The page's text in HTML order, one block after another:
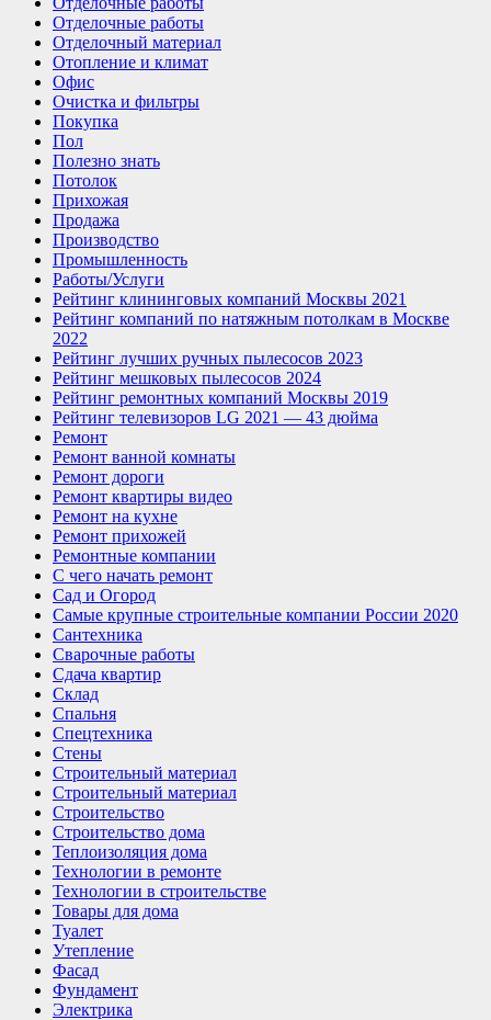
Отделочные работы
Отделочный материал
Отопление и климат
Офис
Очистка и фильтры
Покупка
Пол
Полезно знать
Потолок
Прихожая
Продажа
Производство
Промышленность
Работы/Услуги
Рейтинг клининговых компаний Москвы 2021
Рейтинг компаний по натяжным потолкам в Москве
2022
Рейтинг лучших ручных пылесосов 2023
Рейтинг мешковых пылесосов 2024
Рейтинг ремонтных компаний Москвы 2019
Рейтинг телевизоров LG 2021 — 43 дюйма
Ремонт
Ремонт ванной комнаты
Ремонт дороги
Ремонт квартиры видео
Ремонт на кухне
Ремонт прихожей
Ремонтные компании
С чего начать ремонт
Сад и Огород
Самые крупные строительные компании России 2020
Сантехника
Сварочные работы
Сдача квартир
Склад
Спальня
Спецтехника
Стены
Строительный материал
Строительный материал
Строительство
Строительство дома
Теплоизоляция дома
Технологии в ремонте
Технологии в строительстве
Товары для дома
Туалет
Утепление
Фасад
Фундамент
Электрика